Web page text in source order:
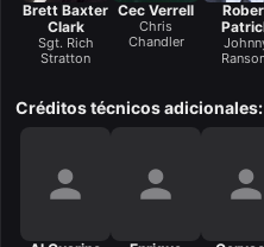
Brett Baxter
Clark
Sgt. Rich
Stratton
Cec Verrell
Chris
Chandler
Créditos técnicos adicionales: